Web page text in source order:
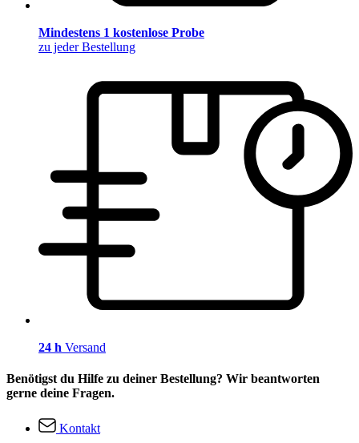
Mindestens 1 kostenlose Probe
zu jeder Bestellung
24 h Versand
Benötigst du Hilfe zu deiner Bestellung? Wir beantworten
gerne deine Fragen.
Kontakt